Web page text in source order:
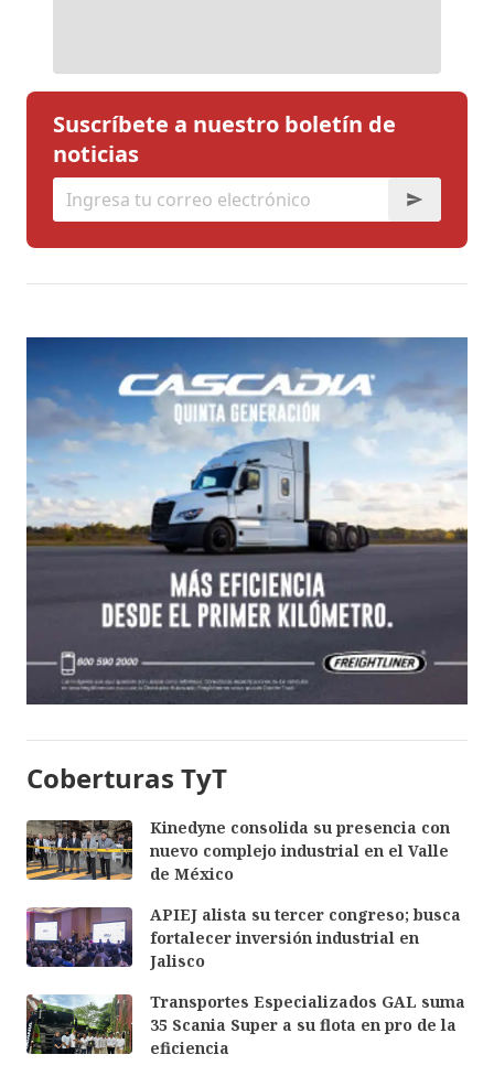
Suscríbete a nuestro boletín de
noticias
Coberturas TyT
Kinedyne consolida su presencia con
nuevo complejo industrial en el Valle
de México
APIEJ alista su tercer congreso; busca
fortalecer inversión industrial en
Jalisco
Transportes Especializados GAL suma
35 Scania Super a su flota en pro de la
eficiencia